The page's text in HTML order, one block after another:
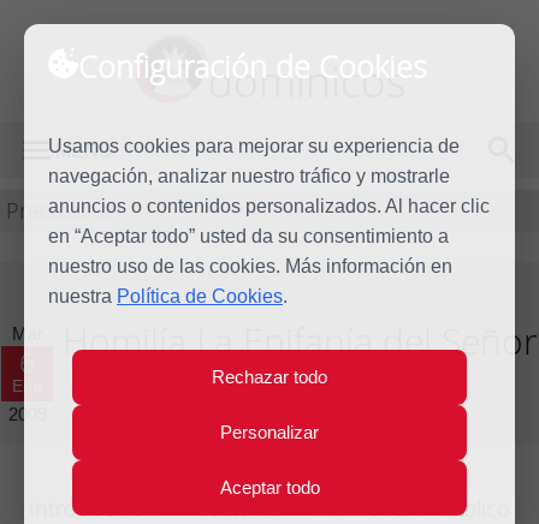
Configuración de Cookies
Usamos cookies para mejorar su experiencia de
navegación, analizar nuestro tráfico y mostrarle
anuncios o contenidos personalizados. Al hacer clic
en “Aceptar todo” usted da su consentimiento a
nuestro uso de las cookies. Más información en
nuestra Política de Cookies.
Rechazar todo
Personalizar
Aceptar todo
dominicos
MENÚ
Predicación
Mar
6
Ene
2009
Homilía La Epifanía del Señor
Introducción Lecturas Comentario bíblico